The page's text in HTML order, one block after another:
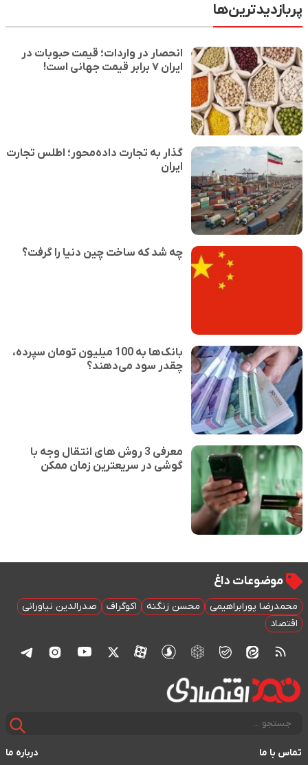
پربازدیدترین‌ها
انحصار در واردات؛ قیمت حبوبات در
ایران ۷ برابر قیمت جهانی است!
گذار به تجارت داده‌محور؛ اطلس تجارت
ایران
چه شد که ساخت چین دنیا را گرفت؟
بانک‌ها به 100 میلیون تومان سپرده،
چقدر سود می‌دهند؟
معرفی 3 روش های انتقال وجه با
گوشی در سریعترین زمان ممکن
موضوعات داغ
محمدرضا پورابراهیمی محسن زنگنه اکوگراف
صدرالدین نیاورانی
اقتصاد
تماس با ما درباره ما